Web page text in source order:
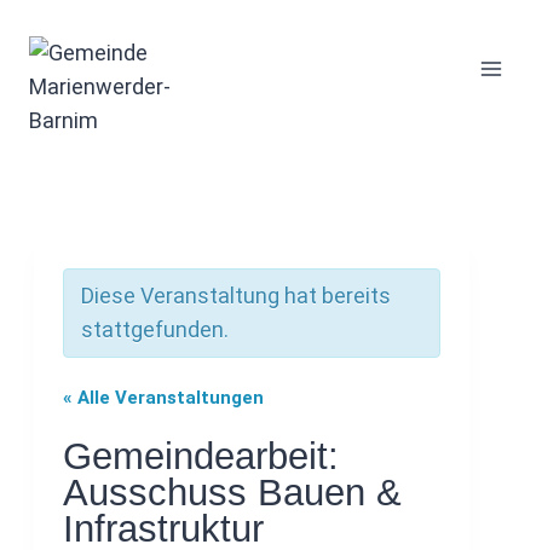
Inhalt
springen
Diese Veranstaltung hat bereits
stattgefunden.
« Alle Veranstaltungen
Gemeindearbeit:
Ausschuss Bauen &
Infrastruktur